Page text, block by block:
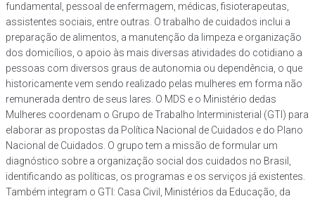
fundamental, pessoal de enfermagem, médicas, fisioterapeutas,
assistentes sociais, entre outras. O trabalho de cuidados inclui a
preparação de alimentos, a manutenção da limpeza e organização
dos domicílios, o apoio às mais diversas atividades do cotidiano a
pessoas com diversos graus de autonomia ou dependência, o que
historicamente vem sendo realizado pelas mulheres em forma não
remunerada dentro de seus lares. O MDS e o Ministério dedas
Mulheres coordenam o Grupo de Trabalho Interministerial (GTI) para
elaborar as propostas da Política Nacional de Cuidados e do Plano
Nacional de Cuidados. O grupo tem a missão de formular um
diagnóstico sobre a organização social dos cuidados no Brasil,
identificando as políticas, os programas e os serviços já existentes.
Também integram o GTI: Casa Civil, Ministérios da Educação, da